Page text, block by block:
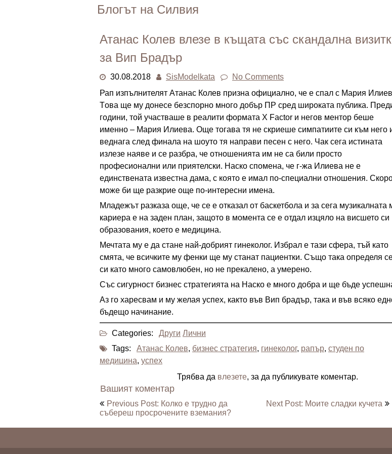
Блогът на Силвия
Атанас Колев влезe в къщата със скандална
за Вип Брадър
30.08.2018 SisModelkata
No Comments
Рап изпълнителят Атанас Колев призна официално, че е спал с Мария
Tова ще му донесе безспорно много добър ПР сред широката публика.
години, той участваше в реалити формата X Factor и негов ментор беше
именно – Мария Илиева. Още тогава тя не скриеше симпатиите си към него
веднага след финала на шоуто тя направи песен с него. Чак сега истината
излезе наяве и се разбра, че отношенията им не са били просто
професионални или приятелски. Наско спомена, че г-жа Илиева не е
единствената известна дама, с която е имал по-специални отношения.
може би ще разкрие още по-интересни имена.
Младежът разказа още, че се е отказал от баскетбола и за сега музикалната
кариера е на заден план, защото в момента се е отдал изцяло на висшето си
образования, което е медицина.
Мечтата му е да стане най-добрият гинеколог. Избрал е тази сфера, тъй като
смята, че всичките му фенки ще му станат пациентки. Също така определя
си като много самовлюбен, но не прекалено, а умерено.
Със сигурност бизнес стратегията на Наско е много добра и ще бъде
Аз го харесвам и му желая успех, както във Вип брадър, така и във всяко
бъдещо начинание.
Categories: Други Лични
Tags:
Атанас Колев, бизнес стратегия, гинеколог, рапър, студен по
медицина, успех
Вашият коментар
Трябва да влезете, за да публикувате коментар.
Навигация
Previous Post: Колко е трудно да
събереш просрочените вземания?
Next Post: Моите сладки кучета